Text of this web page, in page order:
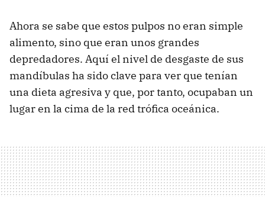
Ahora se sabe que estos pulpos no eran simple
alimento, sino que eran unos grandes
depredadores. Aquí el nivel de desgaste de sus
mandíbulas ha sido clave para ver que tenían
una dieta agresiva y que, por tanto, ocupaban un
lugar en la cima de la red trófica oceánica.